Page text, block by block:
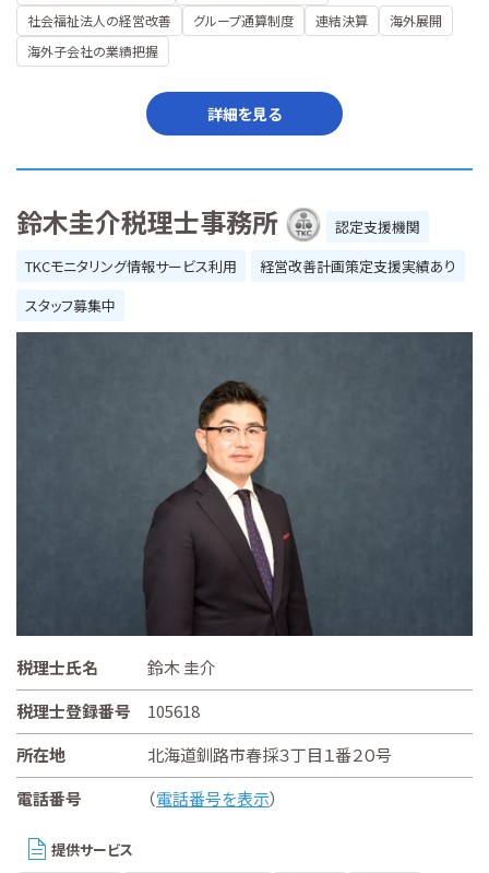
社会福祉法人の経営改善
グループ通算制度 連結決算
海外展開
海外子会社の業績把握
詳細を見る
鈴木圭介税理士事務所
認定支援機関
TKCモニタリング情報サービス利用
経営改善計画策定支援実績あり
スタッフ募集中
税理士氏名
鈴木 圭介
税理士登録番号
105618
所在地
北海道釧路市春採３丁目１番２０号
電話番号
（電話番号を表示）
提供サービス